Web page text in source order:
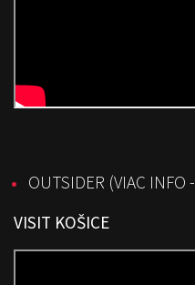
OUTSIDER (VIAC INFO -
VISIT KOŠICE